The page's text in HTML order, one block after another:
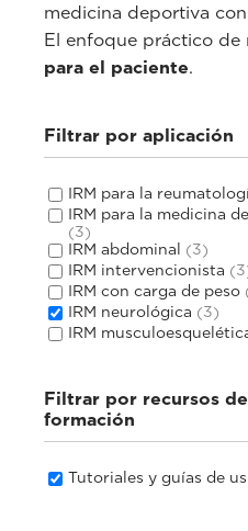
medicina deportiva
El enfoque práctico de
para el paciente.
Filtrar por aplicación
IRM para la
IRM para la medicina
(3)
IRM abdominal (3)
IRM intervencionista
IRM con carga de peso
IRM neurológica (3)
IRM
Filtrar por recursos de
formación
Tutoriales y guías de